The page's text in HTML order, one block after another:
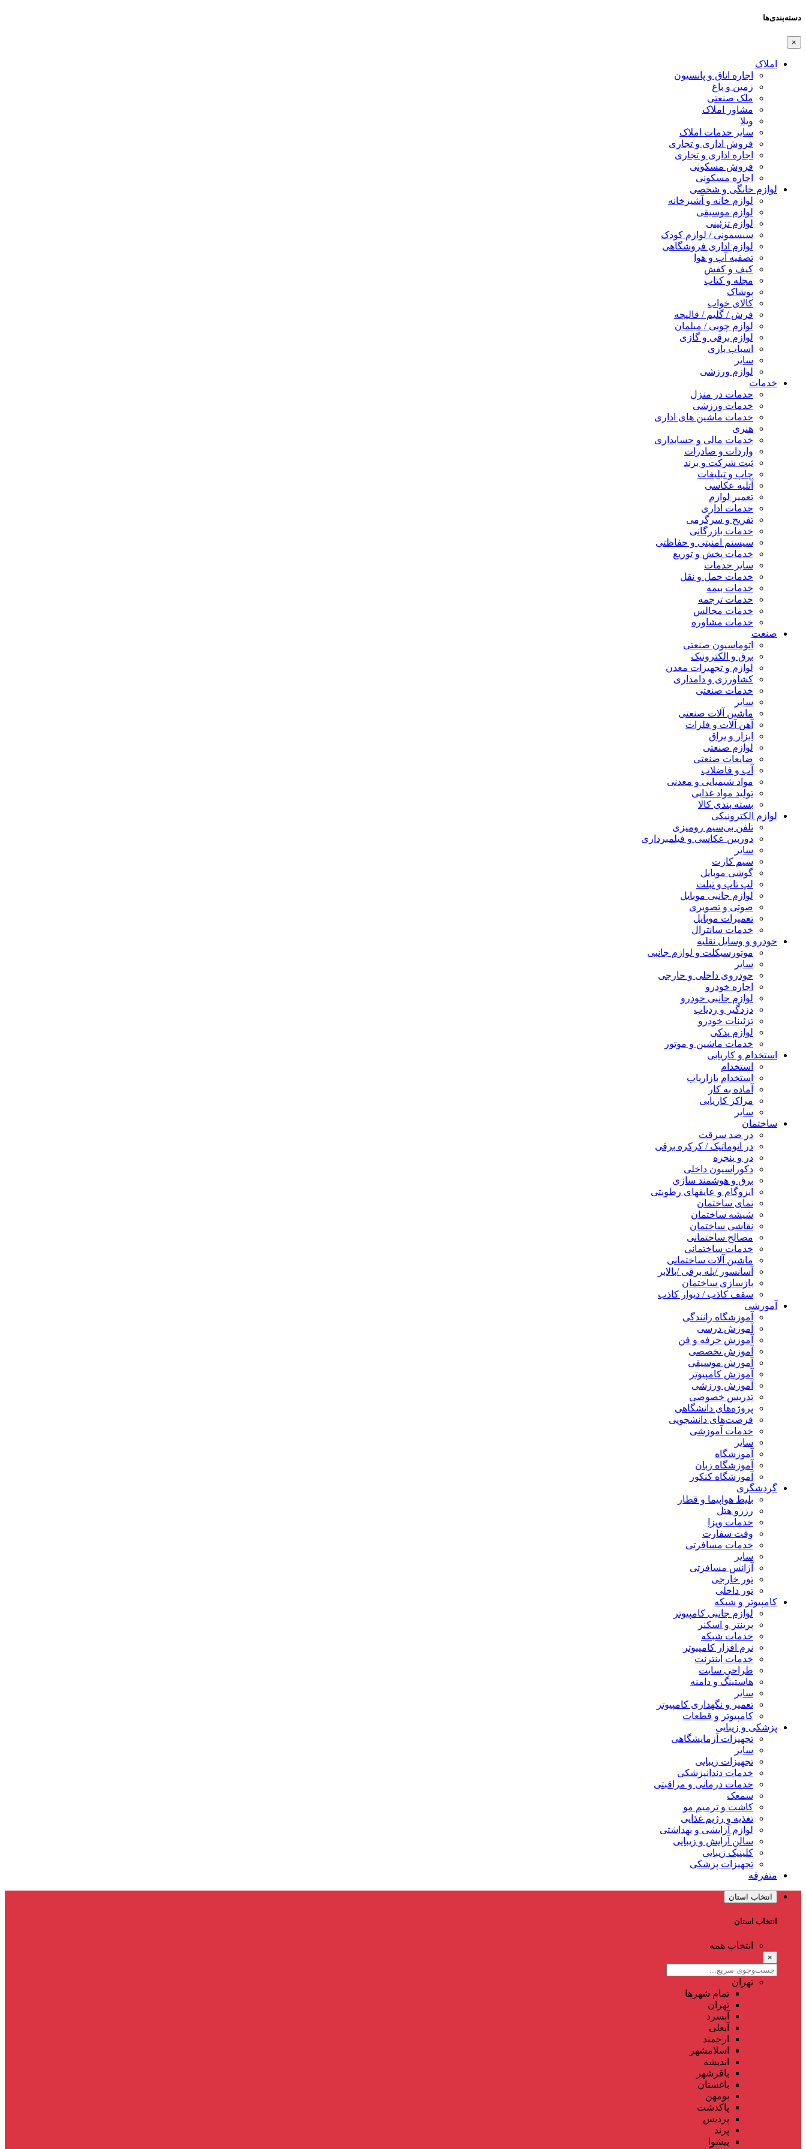
دسته‌بندی‌ها
×
املاک
اجاره اتاق و پانسیون
زمین و باغ
ملک صنعتی
مشاور املاک
ویلا
سایر خدمات املاک
فروش اداری و تجاری
اجاره اداری و تجاری
فروش مسکونی
اجاره مسکونی
لوازم خانگی و شخصی
لوازم خانه و آشپزخانه
لوازم موسیقی
لوازم تزئینی
سیسمونی / لوازم کودک
لوازم اداری فروشگاهی
تصفیه آب و هوا
کیف و کفش
مجله و کتاب
پوشاک
کالای خواب
فرش / گلیم / قالیچه
لوازم چوبی / مبلمان
لوازم برقی و گازی
اسباب بازی
سایر
لوازم ورزشی
خدمات
خدمات در منزل
خدمات ورزشی
خدمات ماشین های اداری
هنری
خدمات مالی و حسابداری
واردات و صادرات
ثبت شرکت و برند
چاپ و تبلیغات
آتلیه عکاسی
تعمیر لوازم
خدمات اداری
تفریح و سرگرمی
خدمات بازرگانی
سیستم امنیتی و حفاظتی
خدمات پخش و توزیع
سایر خدمات
خدمات حمل و نقل
خدمات بیمه
خدمات ترجمه
خدمات مجالس
خدمات مشاوره
صنعت
اتوماسیون صنعتی
برق و الکترونیک
لوازم و تجهیزات معدن
کشاورزی و دامداری
خدمات صنعتی
سایر
ماشین آلات صنعتی
آهن آلات و فلزات
ابزار و یراق
لوازم صنعتی
ضایعات صنعتی
آب و فاضلاب
مواد شیمیایی و معدنی
تولید مواد غذایی
بسته بندی کالا
لوازم الکترونیکی
تلفن بی‌سیم رومیزی
دوربین عکاسی و فیلمبرداری
سایر
سیم کارت
گوشی موبایل
لپ تاپ و تبلت
لوازم جانبی موبایل
صوتی و تصویری
تعمیرات موبایل
خدمات سانترال
خودرو و وسایل نقلیه
موتورسیکلت و لوازم جانبی
سایر
خودروی داخلی و خارجی
اجاره خودرو
لوازم جانبی خودرو
دزدگیر و ردیاب
تزئینات خودرو
لوازم یدکی
خدمات ماشین و موتور
استخدام و کاریابی
استخدام
استخدام بازاریاب
آماده به کار
مراکز کاریابی
سایر
ساختمان
در ضد سرقت
در اتوماتیک / کرکره برقی
در و پنجره
دکوراسیون داخلی
برق و هوشمند سازی
ایزوگام و عایقهای رطوبتی
نمای ساختمان
شیشه ساختمان
نقاشی ساختمان
مصالح ساختمانی
خدمات ساختمانی
ماشین آلات ساختمانی
آسانسور /پله برقی /بالابر
بازسازی ساختمان
سقف کاذب / دیوار کاذب
آموزشی
آموزشگاه رانندگی
آموزش درسی
آموزش حرفه و فن
آموزش تخصصی
آموزش موسیقی
آموزش کامپیوتر
آموزش ورزشی
تدریس خصوصی
پروژه‌های دانشگاهی
فرصت‌های دانشجویی
خدمات آموزشی
سایر
آموزشگاه
آموزشگاه زبان
آموزشگاه کنکور
گردشگری
بلیط هواپیما و قطار
رزرو هتل
خدمات ویزا
وقت سفارت
خدمات مسافرتی
سایر
آژانس مسافرتی
تور خارجی
تور داخلی
کامپیوتر و شبکه
لوازم جانبی کامپیوتر
پرینتر و اسکنر
خدمات شبکه
نرم افزار کامپیوتر
خدمات اینترنت
طراحی سایت
هاستینگ و دامنه
سایر
تعمیر و نگهداری کامپیوتر
کامپیوتر و قطعات
پزشکی و زیبایی
تجهیزات آزمایشگاهی
سایر
تجهیزات زیبایی
خدمات دندانپزشکی
خدمات درمانی و مراقبتی
سمعک
کاشت و ترمیم مو
تغذیه و رژیم غذایی
لوازم آرایشی و بهداشتی
سالن آرایش و زیبایی
کلینیک زیبایی
تجهیزات پزشکی
متفرقه
انتخاب استان
انتخاب استان
انتخاب همه
×
تهران
تمام شهر‌ها
تهران
آبسرد
آبعلی
ارجمند
اسلامشهر
اندیشه
باقرشهر
باغستان
بومهن
پاکدشت
پردیس
پرند
پیشوا